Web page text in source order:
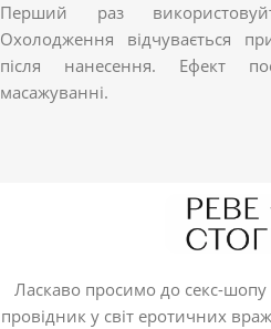
Перший раз
Охолодження відчувається
після нанесення. Ефект
масажуванні.
Ласкаво просимо до секс-
провідник у світ еротичних